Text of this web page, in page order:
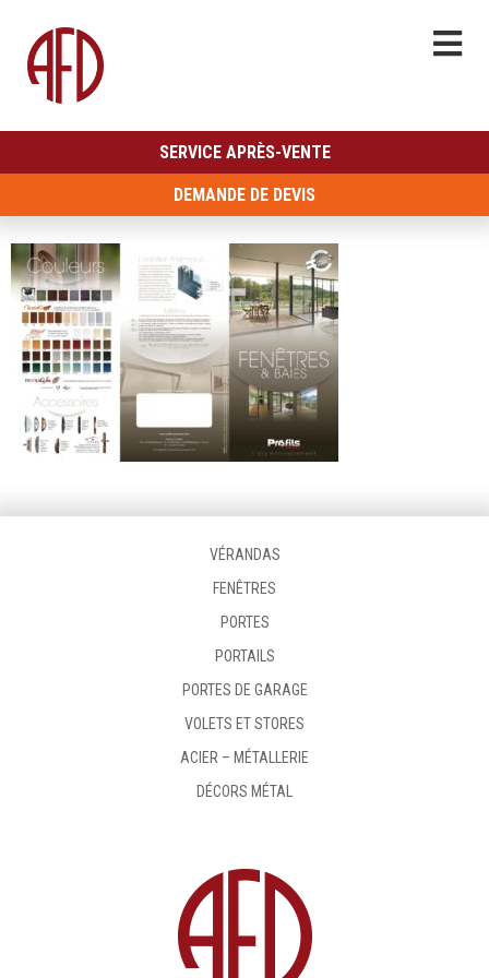
SERVICE APRÈS-VENTE
DEMANDE DE DEVIS
VÉRANDAS
FENÊTRES
PORTES
PORTAILS
PORTES DE GARAGE
VOLETS ET STORES
ACIER – MÉTALLERIE
DÉCORS MÉTAL